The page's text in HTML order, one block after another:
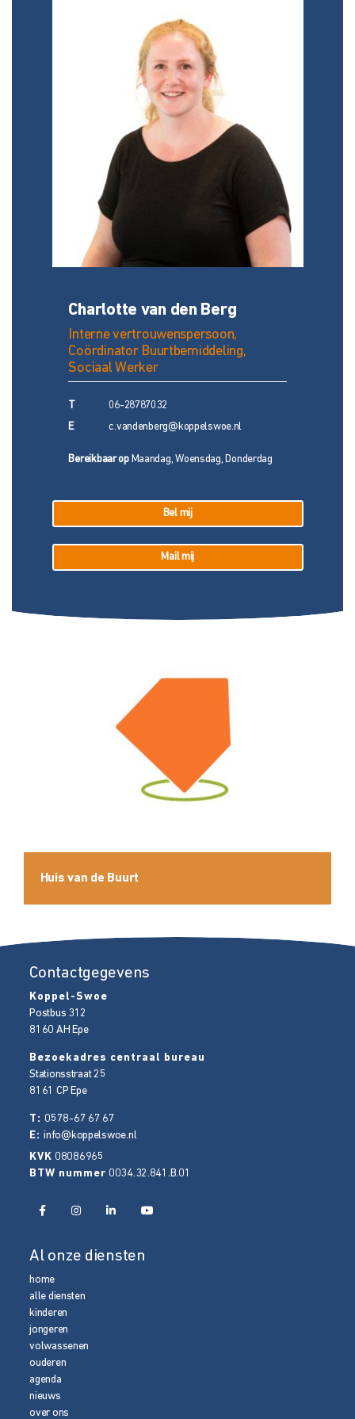
Charlotte van den Berg
Interne vertrouwenspersoon,
Coördinator Buurtbemiddeling,
Sociaal Werker
06-28787032
E c.vandenberg@koppelswoe.nl
Bereikbaar opMaandag, Woensdag, Donderdag
Bel mij
Mail mij
Huis van de Buurt
Contactgegevens
Koppel-Swoe
Postbus 312
8160 AH Epe
Bezoekadres centraal bureau
Stationsstraat 25
8161 CP Epe
T: 0578-67 67 67
E:info@koppelswoe.nl
KVK 08086965
BTW nummer 0034.32.841.B.01
Al onze diensten
home
alle diensten
kinderen
jongeren
volwassenen
ouderen
agenda
nieuws
over ons